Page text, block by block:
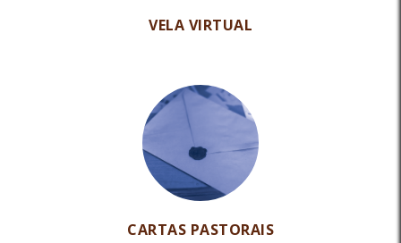
VELA VIRTUAL
CARTAS PASTORAIS